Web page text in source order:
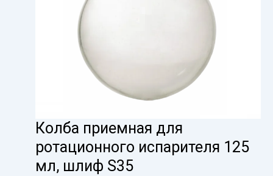
Колба приемная для
ротационного испарителя 125
мл, шлиф S35